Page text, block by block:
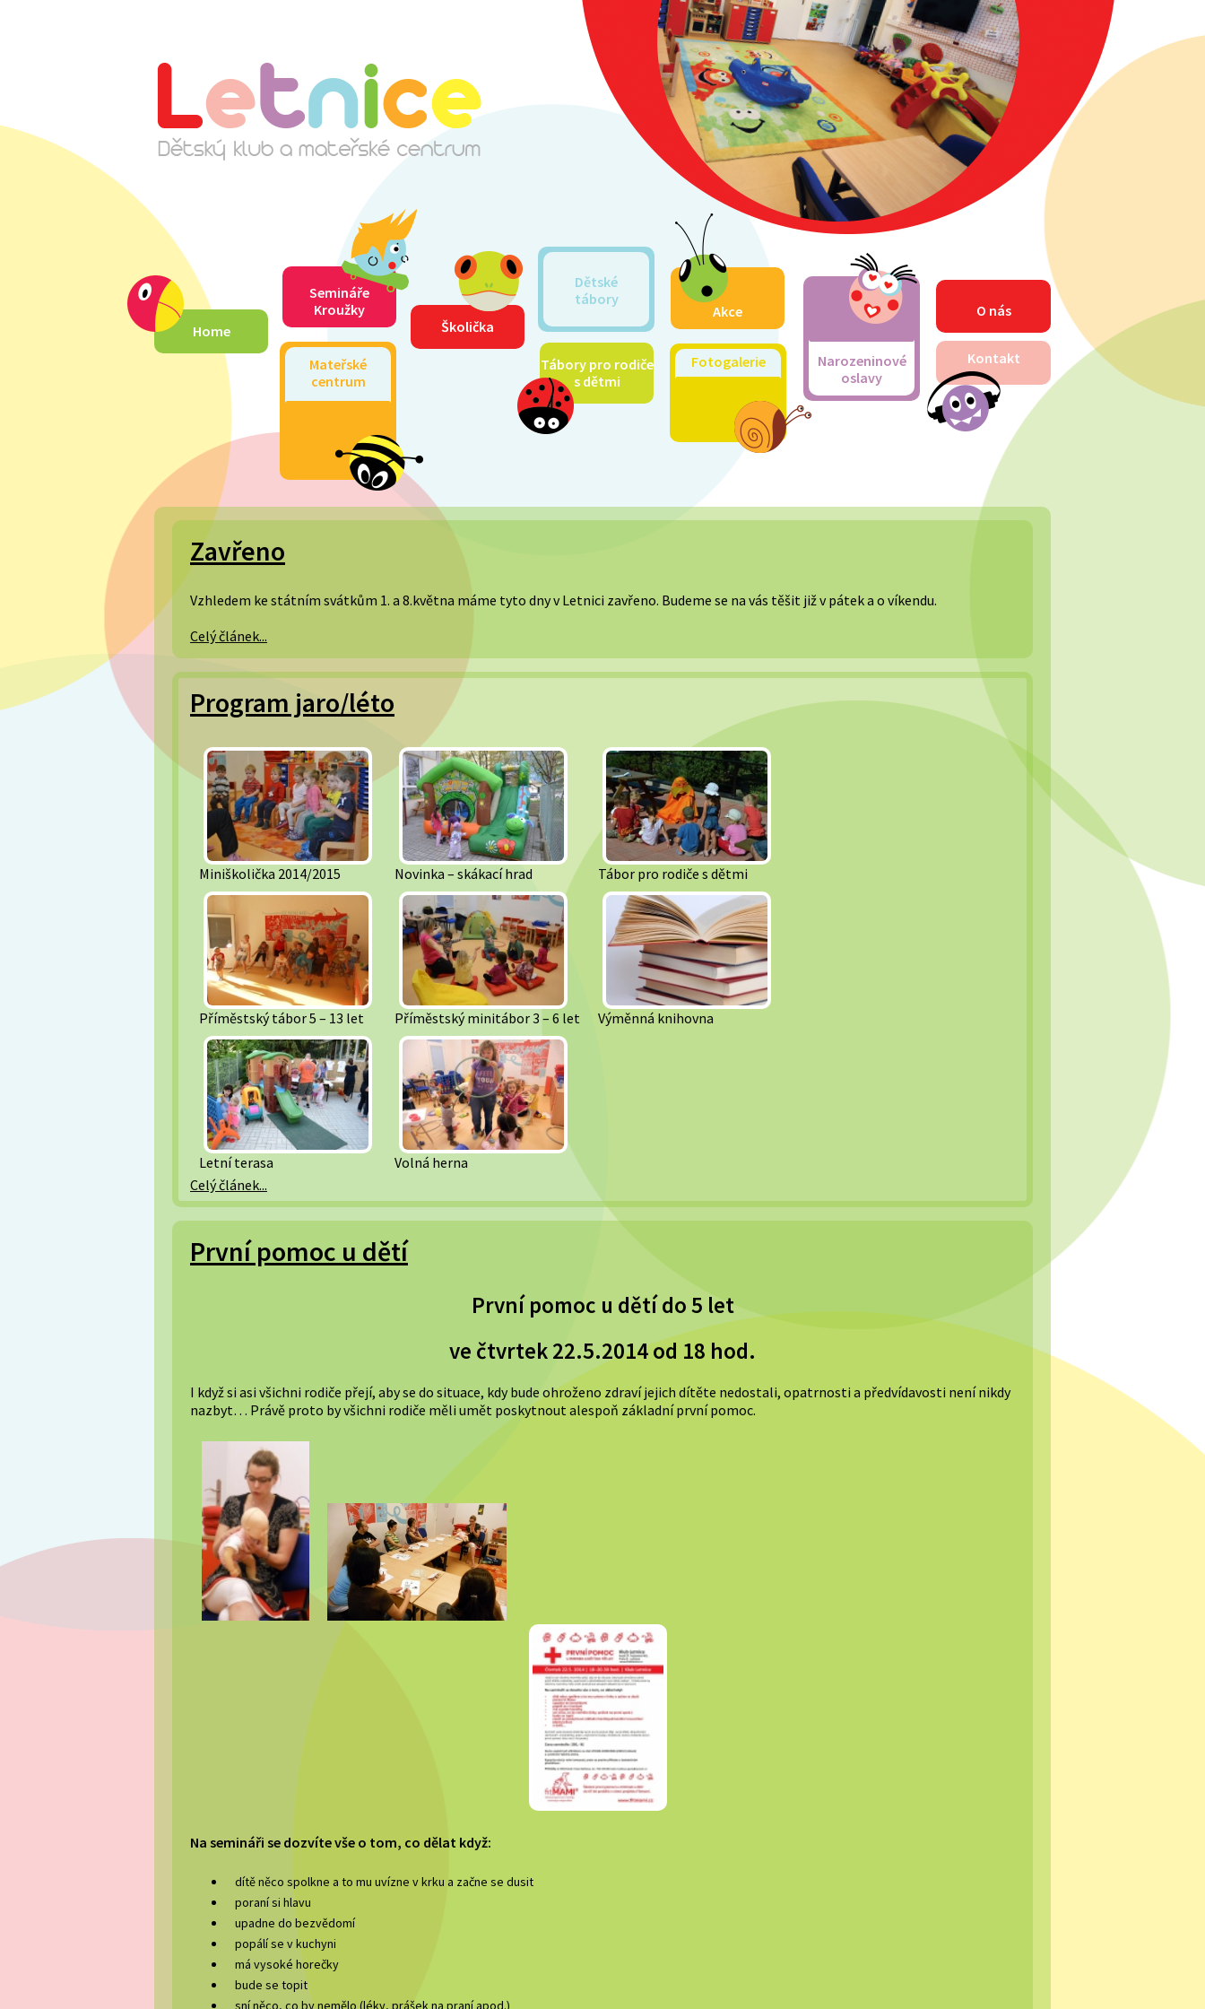
Home
Semináře
Kroužky
Mateřské
centrum
Školička
Dětské
tábory
Tábory pro rodiče
s dětmi
Akce
Fotogalerie
Narozeninové
oslavy
O nás
Kontakt
Zavřeno
Vzhledem ke státním svátkům 1. a 8.května máme tyto dny v Letnici zavřeno. Budeme se na vás těšit již v pátek a o víkendu.
Celý článek...
Program jaro/léto
Miniškolička 2014/2015 Novinka – skákací hrad Tábor pro rodiče s dětmi
Příměstský tábor 5 – 13 let Příměstský minitábor 3 – 6 let Výměnná knihovna
Letní terasa
Volná herna
Celý článek...
První pomoc u dětí
První pomoc u dětí do 5 let
ve čtvrtek 22.5.2014 od 18 hod.
I když si asi všichni rodiče přejí, aby se do situace, kdy bude ohroženo zdraví jejich dítěte nedostali, opatrnosti a předvídavosti není nikdy
nazbyt… Právě proto by všichni rodiče měli umět poskytnout alespoň základní první pomoc.
Na semináři se dozvíte vše o tom, co dělat když:
dítě něco spolkne a to mu uvízne v krku a začne se dusit
poraní si hlavu
upadne do bezvědomí
popálí se v kuchyni
má vysoké horečky
bude se topit
sní něco, co by nemělo (léky, prášek na praní apod.)